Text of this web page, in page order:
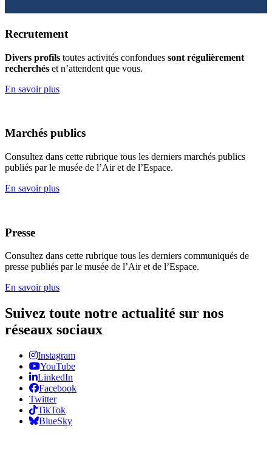
Recrutement
Divers profils toutes activités confondues sont régulièrement
recherchés et n’attendent que vous.
En savoir plus
Marchés publics
Consultez dans cette rubrique tous les derniers marchés publics
publiés par le musée de l’Air et de l’Espace.
En savoir plus
Presse
Consultez dans cette rubrique tous les derniers communiqués de
presse publiés par le musée de l’Air et de l’Espace.
En savoir plus
Suivez toute notre actualité sur nos
réseaux sociaux
Instagram
YouTube
LinkedIn
Facebook
Twitter
TikTok
BlueSky